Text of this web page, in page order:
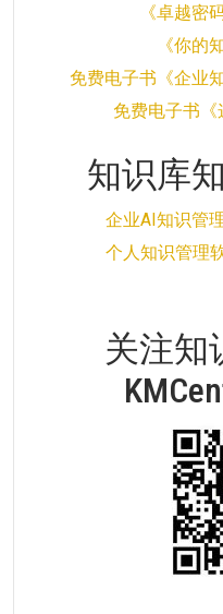
《卓越密
《你的
免费电子书《企业
免费电子书《
知识库
企业AI知识管
个人知识管理
关注知